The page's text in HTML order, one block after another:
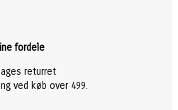
fordele
returret
ved køb over 499.